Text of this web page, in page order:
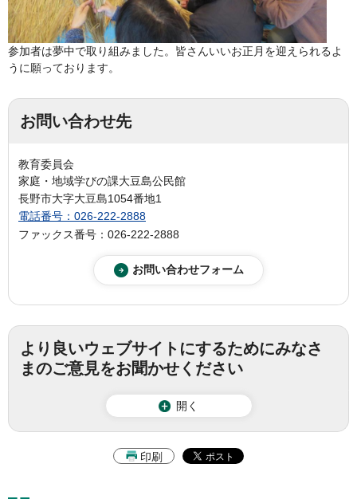
参加者は夢中で取り組みました。皆さんいいお正月を迎えられるよ
うに願っております。
お問い合わせ先
教育委員会
家庭・地域学びの課大豆島公民館
長野市大字大豆島1054番地1
電話番号：026-222-2888
ファックス番号：026-222-2888
より良いウェブサイトにするためにみなさ
まのご意見をお聞かせください
開く
印刷